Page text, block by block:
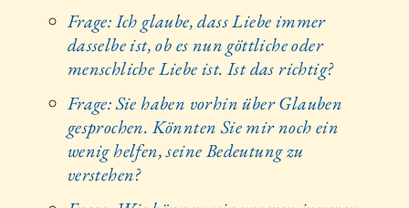
Frage: Ich glaube, dass Liebe immer
dasselbe ist, ob es nun göttliche oder
menschliche Liebe ist. Ist das richtig?
Frage: Sie haben vorhin über Glauben
gesprochen. Könnten Sie mir noch ein
wenig helfen, seine Bedeutung zu
verstehen?